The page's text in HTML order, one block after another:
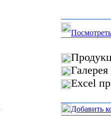
Excel
Добавить